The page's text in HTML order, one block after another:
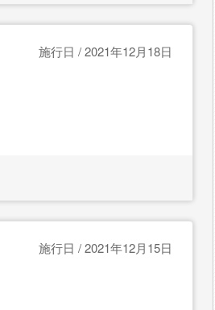
施行日 / 2021年12月18日
施行日 / 2021年12月15日